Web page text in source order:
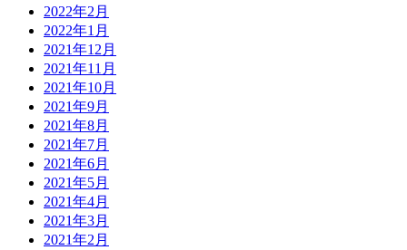
2022年2月
2022年1月
2021年12月
2021年11月
2021年10月
2021年9月
2021年8月
2021年7月
2021年6月
2021年5月
2021年4月
2021年3月
2021年2月